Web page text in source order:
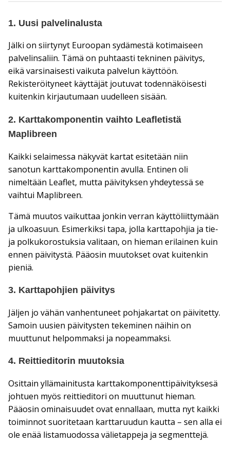
1. Uusi palvelinalusta
Jälki on siirtynyt Euroopan sydämestä kotimaiseen
palvelinsaliin. Tämä on puhtaasti tekninen päivitys,
eikä varsinaisesti vaikuta palvelun käyttöön.
Rekisteröityneet käyttäjät joutuvat todennäköisesti
kuitenkin kirjautumaan uudelleen sisään.
2. Karttakomponentin vaihto Leafletistä
Maplibreen
Kaikki selaimessa näkyvät kartat esitetään niin
sanotun karttakomponentin avulla. Entinen oli
nimeltään Leaflet, mutta päivityksen yhdeytessä se
vaihtui Maplibreen.
Tämä muutos vaikuttaa jonkin verran käyttöliittymään
ja ulkoasuun. Esimerkiksi tapa, jolla karttapohjia ja tie-
ja polkukorostuksia valitaan, on hieman erilainen kuin
ennen päivitystä. Pääosin muutokset ovat kuitenkin
pieniä.
3. Karttapohjien päivitys
Jäljen jo vähän vanhentuneet pohjakartat on päivitetty.
Samoin uusien päivitysten tekeminen näihin on
muuttunut helpommaksi ja nopeammaksi.
4. Reittieditorin muutoksia
Osittain yllämainitusta karttakomponenttipäivityksesä
johtuen myös reittieditori on muuttunut hieman.
Pääosin ominaisuudet ovat ennallaan, mutta nyt kaikki
toiminnot suoritetaan karttaruudun kautta – sen alla ei
ole enää listamuodossa välietappeja ja segmenttejä.